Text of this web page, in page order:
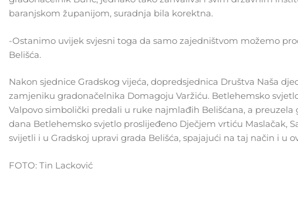
baranjskom županijom, suradnja bila korektna.
-Ostanimo uvijek svjesni toga da samo zajedništvom možemo
Belišća.
Nakon sjednice Gradskog vijeća, dopredsjednica Društva Naša
zamjeniku gradonačelnika Domagoju Varžiću. Betlehemsko
Valpovo simbolički predali u ruke najmlađih Belišćana, a
dana Betlehemsko svjetlo proslijeđeno Dječjem vrtiću Maslačak,
svijetli i u Gradskoj upravi grada Belišća, spajajući na taj način i u
FOTO: Tin Lacković